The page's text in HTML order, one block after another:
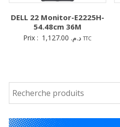
DELL 22 Monitor-E2225H-
54.48cm 36M
Prix : د.م. TTC